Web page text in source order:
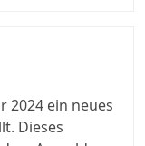
2024 ein neues
Dieses